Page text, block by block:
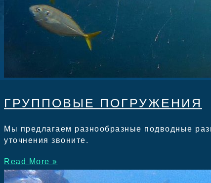
ГРУППОВЫЕ ПОГРУЖЕНИЯ
Мы предлагаем разнообразные подводные
уточнения звоните.
Read More »